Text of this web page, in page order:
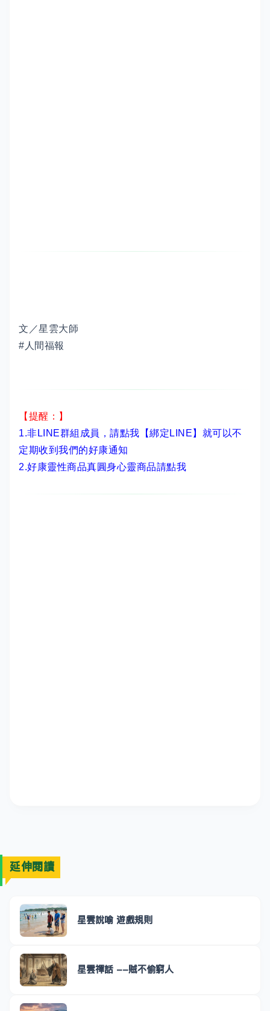
文／星雲大師
#人間福報
【提醒：】
1.非LINE群組成員， 請點我【綁定LINE】 就可以不
定期收到我們的好康通知
2.好康靈性商品真圓身心靈商品請點我
延伸閱讀
星雲說喻 遊戲規則
星雲禪話 --賊不偷窮人